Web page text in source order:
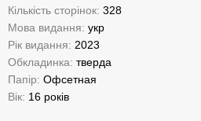
Кількість сторінок: 328
Мова видання: укр
Рік видання: 2023
Обкладинка: тверда
Папір: Офсетная
Вік: 16 років